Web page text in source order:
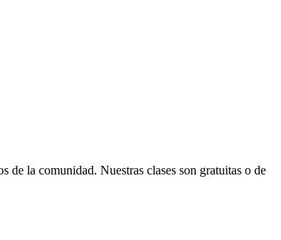
de la comunidad. Nuestras clases son gratuitas o de